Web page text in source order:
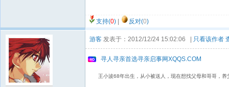
支持(0) 反对(0)
游客 发表于：2012/12/24 15:02:06 | 只看该作者
寻人寻亲首选寻亲启事网XQQS.COM
王小波68年出生，从小被送人，现在想找父母和哥哥，